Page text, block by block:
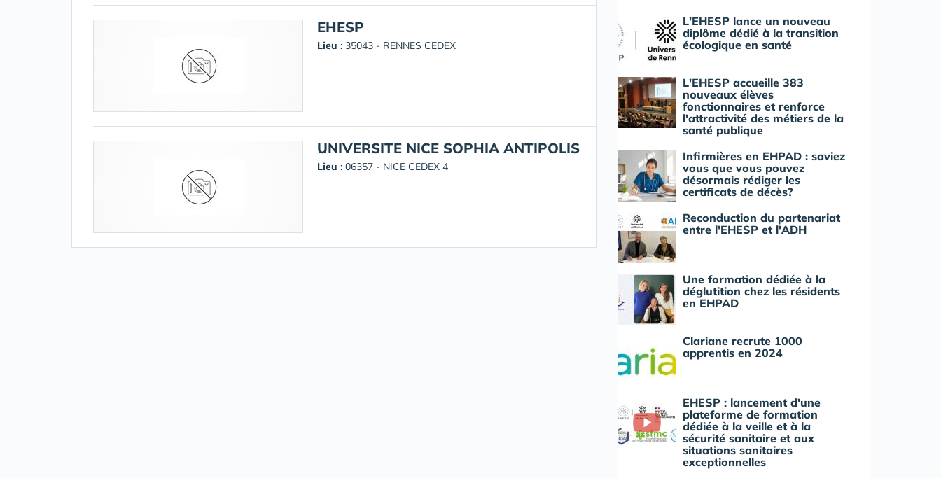
EHESP
Lieu : 35043 - RENNES CEDEX
UNIVERSITE NICE SOPHIA ANTIPOLIS
Lieu : 06357 - NICE CEDEX 4
L'EHESP lance un nouveau
diplôme dédié à la transition
écologique en santé
L'EHESP accueille 383
nouveaux élèves
fonctionnaires et renforce
l'attractivité des métiers de la
santé publique
Infirmières en EHPAD : saviez
vous que vous pouvez
désormais rédiger les
certificats de décès?
Reconduction du partenariat
entre l'EHESP et l'ADH
Une formation dédiée à la
déglutition chez les résidents
en EHPAD
Clariane recrute 1000
apprentis en 2024
EHESP : lancement d'une
plateforme de formation
dédiée à la veille et à la
sécurité sanitaire et aux
situations sanitaires
exceptionnelles